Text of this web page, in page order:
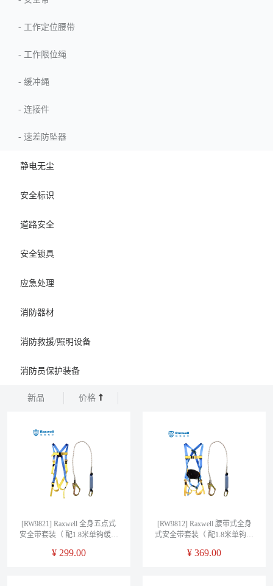
- 工作定位腰带
- 工作限位绳
- 缓冲绳
- 连接件
- 速差防坠器
静电无尘
安全标识
道路安全
安全锁具
应急处理
消防器材
消防救援/照明设备
消防员保护装备
新品 价格
[RW9821] Raxwell 全身五点式
安全带套装（ 配1.8米单钩缓冲
套
¥ 299.00
[RW9812] Raxwell 腰带式全身
式安全带套装（ 配1.8米单钩缓
1套
¥369.00